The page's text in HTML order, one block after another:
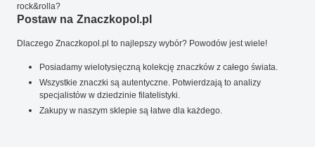
rock&rolla?
Postaw na Znaczkopol.pl
Dlaczego Znaczkopol.pl to najlepszy wybór? Powodów jest wiele!
Posiadamy wielotysięczną kolekcję znaczków z całego świata.
Wszystkie znaczki są autentyczne. Potwierdzają to analizy
specjalistów w dziedzinie filatelistyki.
Zakupy w naszym sklepie są łatwe dla każdego.